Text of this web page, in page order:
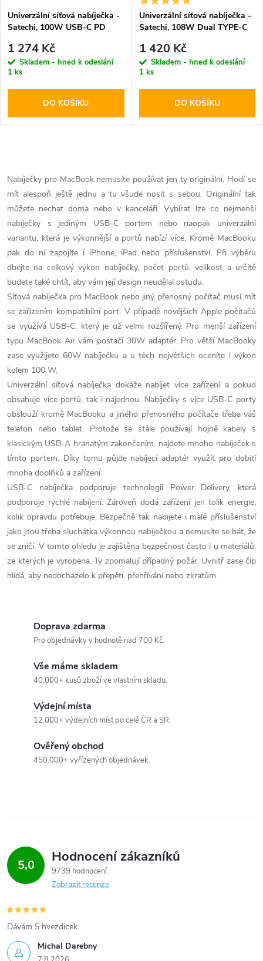
p
r
o
d
k
t
ů
s
p
r
o
d
k
t
ů
Univerzální síťová nabíječka -
Satechi, 100W USB-C PD
1 274 Kč
Skladem - hned k odeslání
1 ks
DO KOŠÍKU
Univerzální síťová nabíječka -
Satechi, 108W Dual TYPE-C
1 420 Kč
Skladem - hned k odeslání
1 ks
DO KOŠÍKU
v
l
á
d
a
c
í
p
r
v
k
y
v
ý
p
i
s
u
Nabíječky pro MacBook nemusíte používat jen ty originální. Hodí se
mít alespoň ještě jednu a tu všude nosit s sebou. Originální tak
můžete nechat doma nebo v kanceláři. Vybírat lze co nejmenší
nabíječky s jediným USB-C portem nebo naopak univerzální
variantu, která je výkonnější a portů nabízí více. Kromě MacBooku
pak do ní zapojíte i iPhone, iPad nebo příslušenství. Při výběru
dbejte na celkový výkon nabíječky, počet portů, velikost a určitě
budete také chtít, aby vám její design neudělal ostudu.
Síťová nabíječka pro MacBook nebo jiný přenosný počítač musí mít
se zařízením kompatibilní port. V případě novějších Apple počítačů
se využívá USB-C, který je už velmi rozšířený. Pro menší zařízení
typu MacBook Air vám postačí 30W adaptér. Pro větší MacBooky
zase využijete 60W nabíječku a u těch největších oceníte i výkon
kolem 100 W.
Univerzální síťová nabíječka dokáže nabíjet více zařízení a pokud
obsahuje více portů, tak i najednou. Nabíječky s více USB-C porty
obslouží kromě MacBooku a jiného přenosného počítače třeba váš
telefon nebo tablet. Protože se stále používají hojně kabely s
klasickým USB-A hranatým zakončením, najdete mnoho nabíječek s
tímto portem. Díky tomu půjde nabíjecí adaptér využít pro dobití
mnoha doplňků a zařízení.
USB-C nabíječka podporuje technologii Power Delivery, která
podporuje rychlé nabíjení. Zároveň dodá zařízení jen tolik energie,
kolik opravdu potřebuje. Bezpečně tak nabijete i malé příslušenství
jako jsou třeba sluchátka výkonnou nabíječkou a nemusíte se bát, že
se zničí. V tomto ohledu je zajištěna bezpečnost často i u materiálů,
ze kterých je vyrobena. Ty zpomalují případný požár. Uvnitř zase čip
hlídá, aby nedocházelo k přepětí, přehřívání nebo zkratům.
Doprava zdarma
Pro objednávky v hodnotě nad 700 Kč.
Vše máme skladem
40.000+ kusů zboží ve vlastním skladu.
Výdejní místa
12.000+ výdejních míst po celé ČR a SR.
Ověřený obchod
450.000+ vyřízených objednávek.
5,0 Hodnocení zákazníků
9739 hodnocení
Zobrazit recenze
Michal Darebny
Dávám 5 hvezdicek